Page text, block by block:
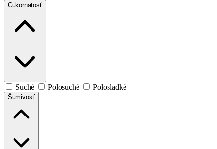
Cukornatosť
Suché Polosuché Polosladké
Šumivosť